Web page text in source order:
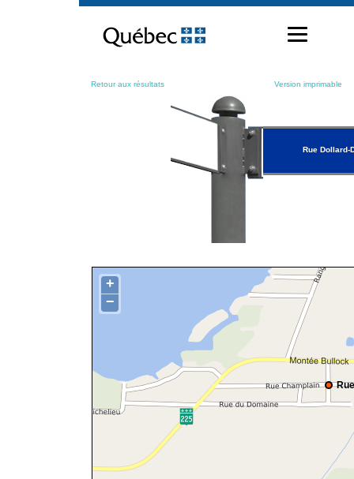
contenu
Retour aux résultats Version imprimable
Rue Dollard-
+
−